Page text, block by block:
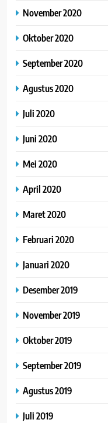
November 2020
Oktober 2020
September 2020
Agustus 2020
Juli 2020
Juni 2020
Mei 2020
April 2020
Maret 2020
Februari 2020
Januari 2020
Desember 2019
November 2019
Oktober 2019
September 2019
Agustus 2019
Juli 2019